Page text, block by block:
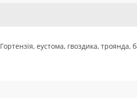
Гортензія, еустома, гвоздика, троянда,